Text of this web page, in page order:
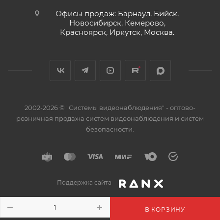
В КОРЗИНУ
Электрическая емкость пары, пересчитанное на 1 км
длины кабеля, нФ, не более: 75
Испытательное переменное напряжение между
Коэффициент затухания на частоте 1000 Гц, дБ/1 км,
Расчетная масса кабеля, кг/км, не более: 37.24
Офисы продаж: Барнаул, Бийск,
Новосибирск, Кемерово,
Красноярск, Иркутск, Москва.
2002-2026 © "Системы видеонаблюдения" - оптово-
розничная продажа систем видеонаблюдения и систем
безопасности.
Поддержка сайта